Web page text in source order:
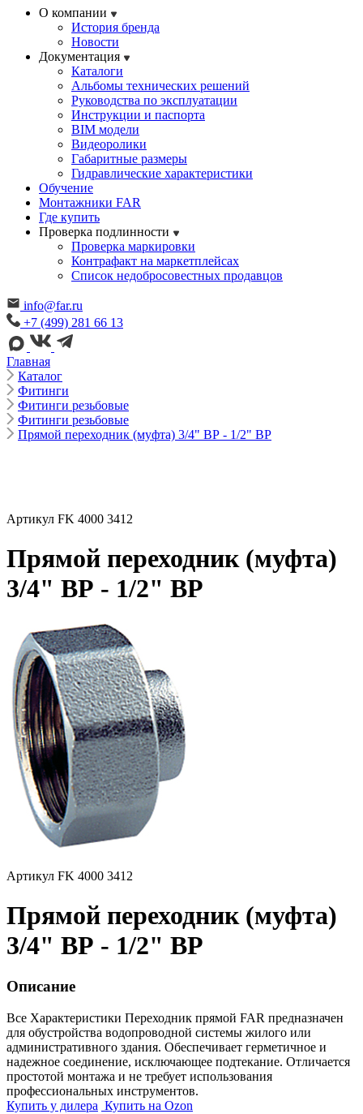
О компании
История бренда
Новости
Документация
Каталоги
Альбомы технических решений
Руководства по эксплуатации
Инструкции и паспорта
BIM модели
Видеоролики
Габаритные размеры
Гидравлические характеристики
Обучение
Монтажники FAR
Где купить
Проверка подлинности
Проверка маркировки
Контрафакт на маркетплейсах
Cписок недобросовестных продавцов
info@far.ru
+7 (499) 281 66 13
Главная
Каталог
Фитинги
Фитинги резьбовые
Фитинги резьбовые
Прямой переходник (муфта) 3/4" ВР - 1/2" ВР
Артикул FK 4000 3412
Прямой переходник (муфта)
3/4" ВР - 1/2" ВР
Артикул FK 4000 3412
Прямой переходник (муфта)
3/4" ВР - 1/2" ВР
Описание
Все Характеристики Переходник прямой FAR предназначен
для обустройства водопроводной системы жилого или
административного здания. Обеспечивает герметичное и
надежное соединение, исключающее подтекание. Отличается
простотой монтажа и не требует использования
профессиональных инструментов.
Купить у дилера Купить на Ozon